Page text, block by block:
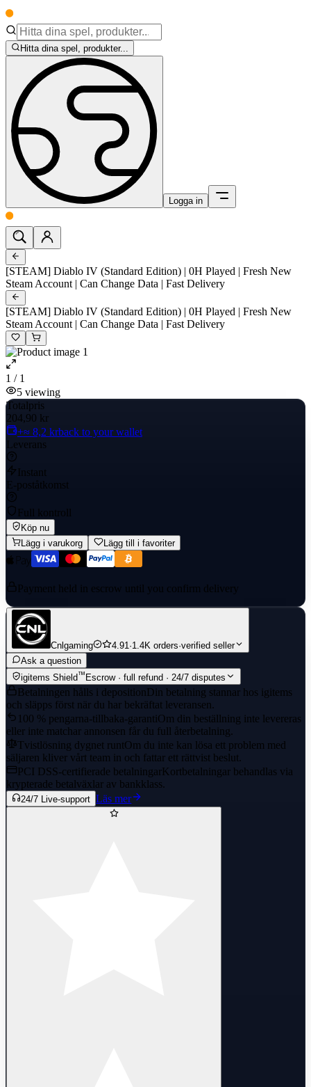
Hitta dina spel, produkter...
Logga in
[STEAM] Diablo IV (Standard Edition) | 0H Played | Fresh New
Steam Account | Can Change Data | Fast Delivery
[STEAM] Diablo IV (Standard Edition) | 0H Played | Fresh New
Steam Account | Can Change Data | Fast Delivery
1 / 1
5 viewing
Totalpris
204,90 kr
+≈ 8,2 krback to your wallet
Leverans
Instant
E-poståtkomst
Full kontroll
Köp nu
Lägg i varukorg
Lägg till i favoriter
Payment held in escrow until you confirm delivery
Cnlgaming 4.91 ·1.4K orders·verified seller
Ask a question
igitems Shield™ Escrow · full refund · 24/7 disputes
Betalningen hålls i depositionDin betalning stannar hos igitems
och släpps först när du har bekräftat leveransen.
100 % pengarna-tillbaka-garantiOm din beställning inte levereras
eller inte matchar annonsen får du full återbetalning.
Tvistlösning dygnet runtOm du inte kan lösa ett problem med
säljaren kliver vårt team in och fattar ett rättvist beslut.
PCI DSS-certifierade betalningarKortbetalningar behandlas via
krypterade betalväxlar av bankklass.
24/7 Live-support Läs mer